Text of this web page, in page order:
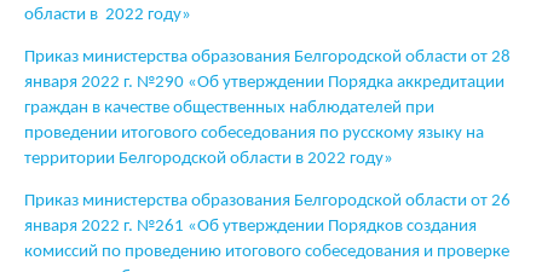
области в 2022 году»
Приказ министерства образования Белгородской области от 28
января 2022 г. №290 «Об утверждении Порядка аккредитации
граждан в качестве общественных наблюдателей при
проведении итогового собеседования по русскому языку на
территории Белгородской облаcти в 2022 году»
Приказ министерства образования Белгородской области от 26
января 2022 г. №261 «Об утверждении Порядков создания
комиссий по проведению итогового собеседования и проверке